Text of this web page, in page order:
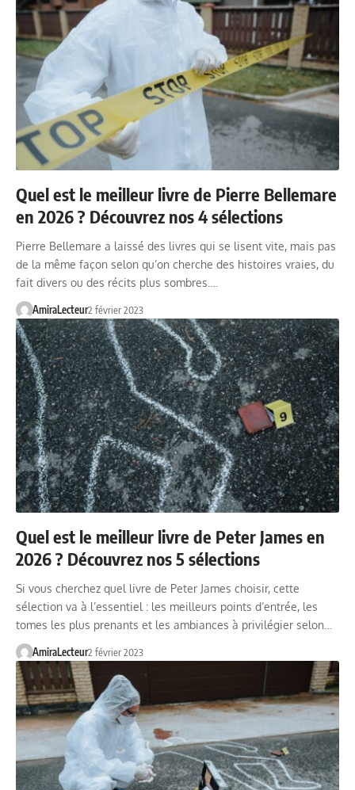
Quel est le meilleur livre de Pierre Bellemare
en 2026 ? Découvrez nos 4 sélections
Pierre Bellemare a laissé des livres qui se lisent vite, mais pas
de la même façon selon qu’on cherche des histoires vraies, du
fait divers ou des récits plus sombres.…
AmiraLecteur2 février 2023
Quel est le meilleur livre de Peter James en
2026 ? Découvrez nos 5 sélections
Si vous cherchez quel livre de Peter James choisir, cette
sélection va à l’essentiel : les meilleurs points d’entrée, les
tomes les plus prenants et les ambiances à privilégier selon…
AmiraLecteur2 février 2023